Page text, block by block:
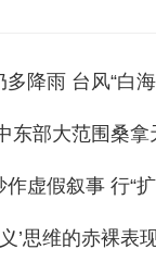
降雨 台风“白
东部大范围桑
虚假叙事 行“
’思维的赤裸表